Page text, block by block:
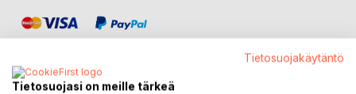
Tietosuojakäytäntö
Tietosuojasi on meille tärkeä